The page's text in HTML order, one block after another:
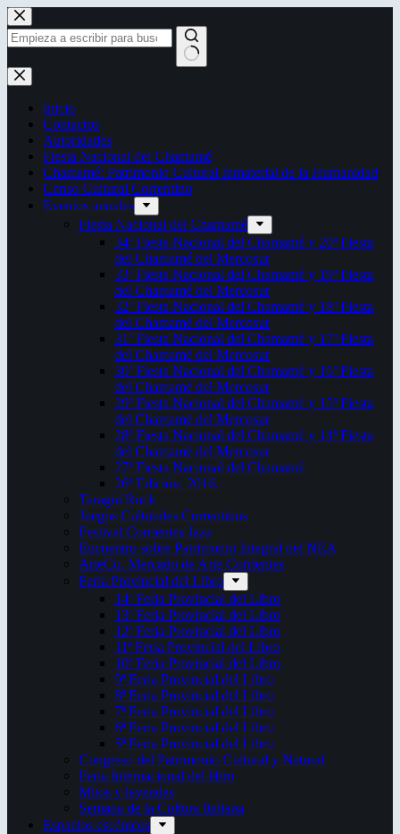
Saltar
al
contenido
Sin
resultados
Inicio
Contactos
Autoridades
Fiesta Nacional del Chamamé
Chamamé: Patrimonio Cultural Inmaterial de la Humanidad
Censo Cultural Correntino
Eventos anuales
Fiesta Nacional del Chamamé
34ª Fiesta Nacional del Chamamé y 20ª Fiesta
del Chamamé del Mercosur
33ª Fiesta Nacional del Chamamé y 19ª Fiesta
del Chamamé del Mercosur
32ª Fiesta Nacional del Chamamé y 18ª Fiesta
del Chamamé del Mercosur
31ª Fiesta Nacional del Chamamé y 17ª Fiesta
del Chamamé del Mercosur
30ª Fiesta Nacional del Chamamé y 16ª Fiesta
del Chamamé del Mercosur
29ª Fiesta Nacional del Chamamé y 15ª Fiesta
del Chamamé del Mercosur
28ª Fiesta Nacional del Chamamé y 14ª Fiesta
del Chamamé del Mercosur
27ª Fiesta Nacional del Chamamé
26ª Edición. 2016.
Taragüi Rock
Juegos Culturales Correntinos
Festival Corrientes Jazz
Encuentro sobre Patrimonio Integral del NEA
ArteCo. Mercado de Arte Corrientes
Feria Provincial del Libro
14ª Feria Provincial del Libro
13ª Feria Provincial del Libro
12ª Feria Provincial del Libro
11ª Feria Provincial del Libro
10ª Feria Provincial del Libro
9ª Feria Provincial del Libro
8ª Feria Provincial del Libro
7ª Feria Provincial del Libro
6ª Feria Provincial del Libro
5ª Feria Provincial del Libro
Congreso del Patrimonio Cultural y Natural
Feria Internacional del libro
Mitos y leyendas
Semana de la Cultura Italiana
Espacios escénicos